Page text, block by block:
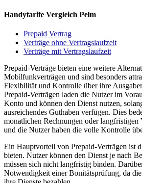
Handytarife Vergleich Pelm
Prepaid Vertrag
Verträge ohne Vertragslaufzeit
Verträge mit Vertragslaufzeit
Prepaid-Verträge bieten eine weitere
Mobilfunkverträgen und sind besonders
Flexibilität und Kontrolle über ihre
Prepaid-Verträgen laden die Nutzer im
Konto und können den Dienst nutzen,
ausreichendes Guthaben verfügen. Dies
monatlichen Rechnungen oder
und die Nutzer haben die volle Kontrolle
Ein Hauptvorteil von Prepaid-Verträgen ist
bieten. Nutzer können den Dienst je nach
müssen sich nicht langfristig binden.
Notwendigkeit einer Bonitätsprüfung, da